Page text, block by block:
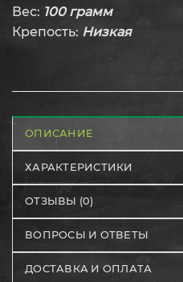
Вес: 100 грамм
Крепость: Низкая
ОПИСАНИЕ
ХАРАКТЕРИСТИКИ
ОТЗЫВЫ (0)
ВОПРОСЫ И ОТВЕТЫ
ДОСТАВКА И ОПЛАТА